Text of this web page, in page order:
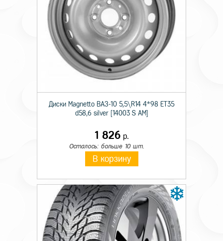
Технические характеристики
Тип крепежа Гайка
Происхождение товара
Цвет крепежного элемента хром
Шаг резьбы 1,25
Диски Magnetto ВАЗ-10 5,5\R14 4*98 ET35
d58,6 silver [14003 S AM]
1 826р.
Осталось: больше 10 шт.
В корзину